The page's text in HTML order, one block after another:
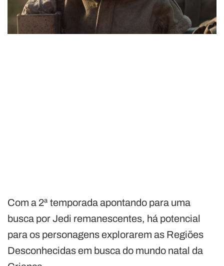
Com a 2ª temporada apontando para uma
busca por Jedi remanescentes, há potencial
para os personagens explorarem as Regiões
Desconhecidas em busca do mundo natal da